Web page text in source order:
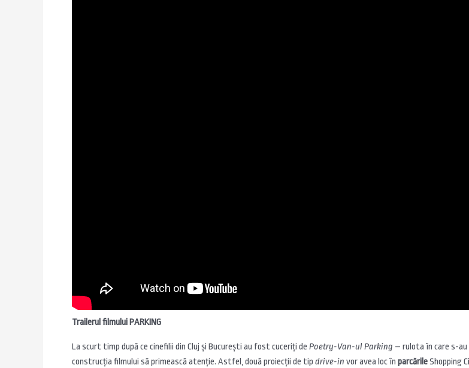
Trailerul filmului PARKING
La scurt timp după ce cinefilii din Cluj și București au fost cuceriți de Poetry-Van-ul Parking – rulota în care s-
construcția filmului să primească atenție. Astfel, două proiecții de tip drive-in vor avea loc în parcărileShopping